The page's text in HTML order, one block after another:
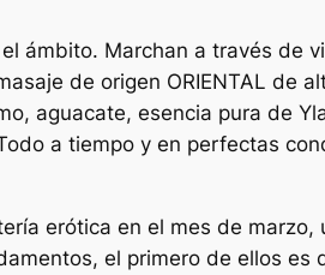
ámbito. Marchan a través de
de origen ORIENTAL de
aguacate, esencia pura de
a tiempo y en perfectas
erótica en el mes de
el primero de ellos es